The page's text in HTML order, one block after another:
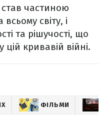
частиною
всьому світу, і
та рішучості, що
кривавій війні.
ФІЛЬМИ